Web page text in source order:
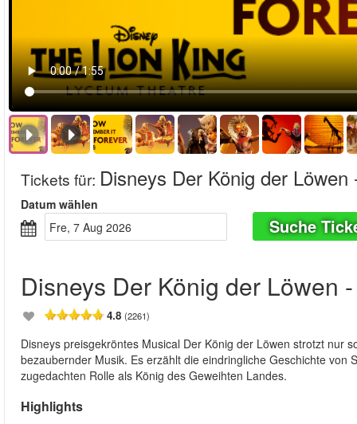
Tickets für: Disneys Der König der Löwen
Datum wählen
Fre, 7 Aug 2026
Suche
Disneys Der König der Löwen
4.8 (2261)
Disneys preisgekröntes Musical Der König der Löwen strotzt nur
bezaubernder Musik. Es erzählt die eindringliche Geschichte
zugedachten Rolle als König des Geweihten Landes.
Highlights